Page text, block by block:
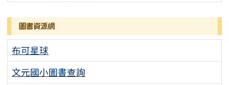
圖書資源網
布可星球
文元國小圖書查詢